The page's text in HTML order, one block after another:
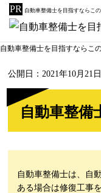
自動車整備士を目指すならこの
自動車整備士を目指すならこ
公開日：2021年10月21日
自動車整備
自動車整備士は、自
ある場合は修復工事